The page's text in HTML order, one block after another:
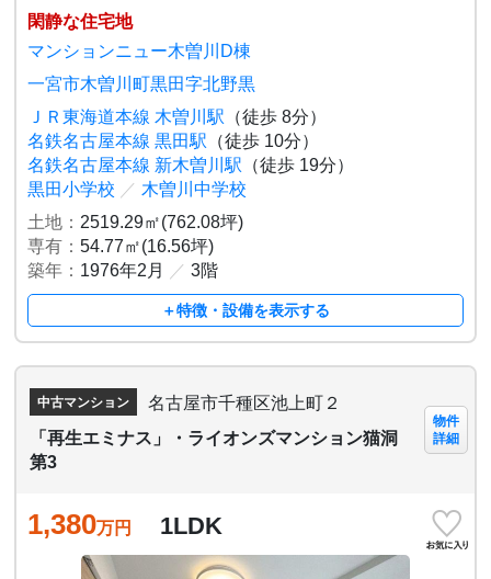
閑静な住宅地
マンションニュー木曽川D棟
一宮市木曽川町黒田字北野黒
ＪＲ東海道本線 木曽川駅 （徒歩 8分）
名鉄名古屋本線 黒田駅 （徒歩 10分）
名鉄名古屋本線 新木曽川駅 （徒歩 19分）
黒田小学校 ／ 木曽川中学校
土地： 2519.29㎡(762.08坪)
専有：54.77㎡(16.56坪)
築年： 1976年2月 ／ 3階
＋特徴・設備を表示する
中古マンション
名古屋市千種区池上町２
「再生エミナス」・ライオンズマンション猫洞
第3
物件
詳細
1,380万円 1LDK